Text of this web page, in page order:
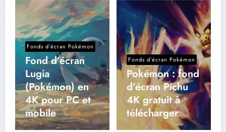
Fonds d’écran Pokémon
Fond d’écran
Lugia
(Pokémon) en
4K pour PC et
mobile
Fonds d’écran Pokémon
Pokémon : fond
d’écran Pichu
4K gratuit à
télécharger